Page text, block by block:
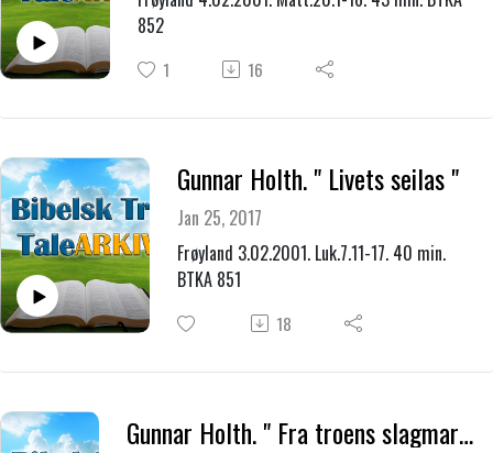
852
1 16
Gunnar Holth. " Livets seilas "
Jan 25, 2017
Frøyland 3.02.2001. Luk.7.11-17. 40 min.
BTKA 851
18
Gunnar Holth. " Fra troens slagmark "